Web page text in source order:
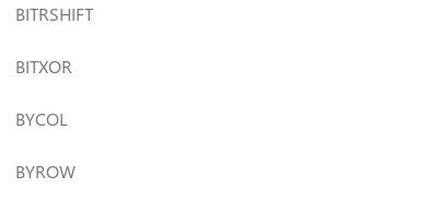
BITRSHIFT
BITXOR
BYCOL
BYROW